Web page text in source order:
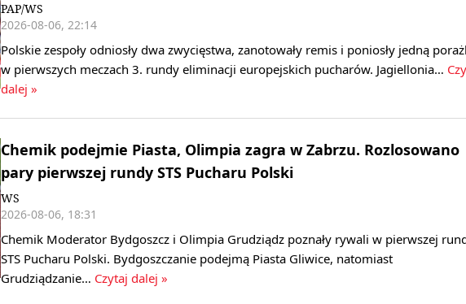
PAP/WS
2026-08-06, 22:14
Polskie zespoły odniosły dwa zwycięstwa, zanotowały remis i poniosły jedną
w pierwszych meczach 3. rundy eliminacji europejskich pucharów. Jagiellonia…
dalej »
Chemik podejmie Piasta, Olimpia zagra w Zabrzu. Rozlosowano
pary pierwszej rundy STS Pucharu Polski
WS
2026-08-06, 18:31
Chemik Moderator Bydgoszcz i Olimpia Grudziądz poznały rywali w pierwszej
STS Pucharu Polski. Bydgoszczanie podejmą Piasta Gliwice, natomiast
Grudziądzanie… Czytaj dalej »